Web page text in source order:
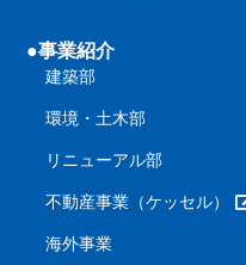
●事業紹介
建築部
環境・土木部
リニューアル部
不動産事業（ケッセル）
海外事業